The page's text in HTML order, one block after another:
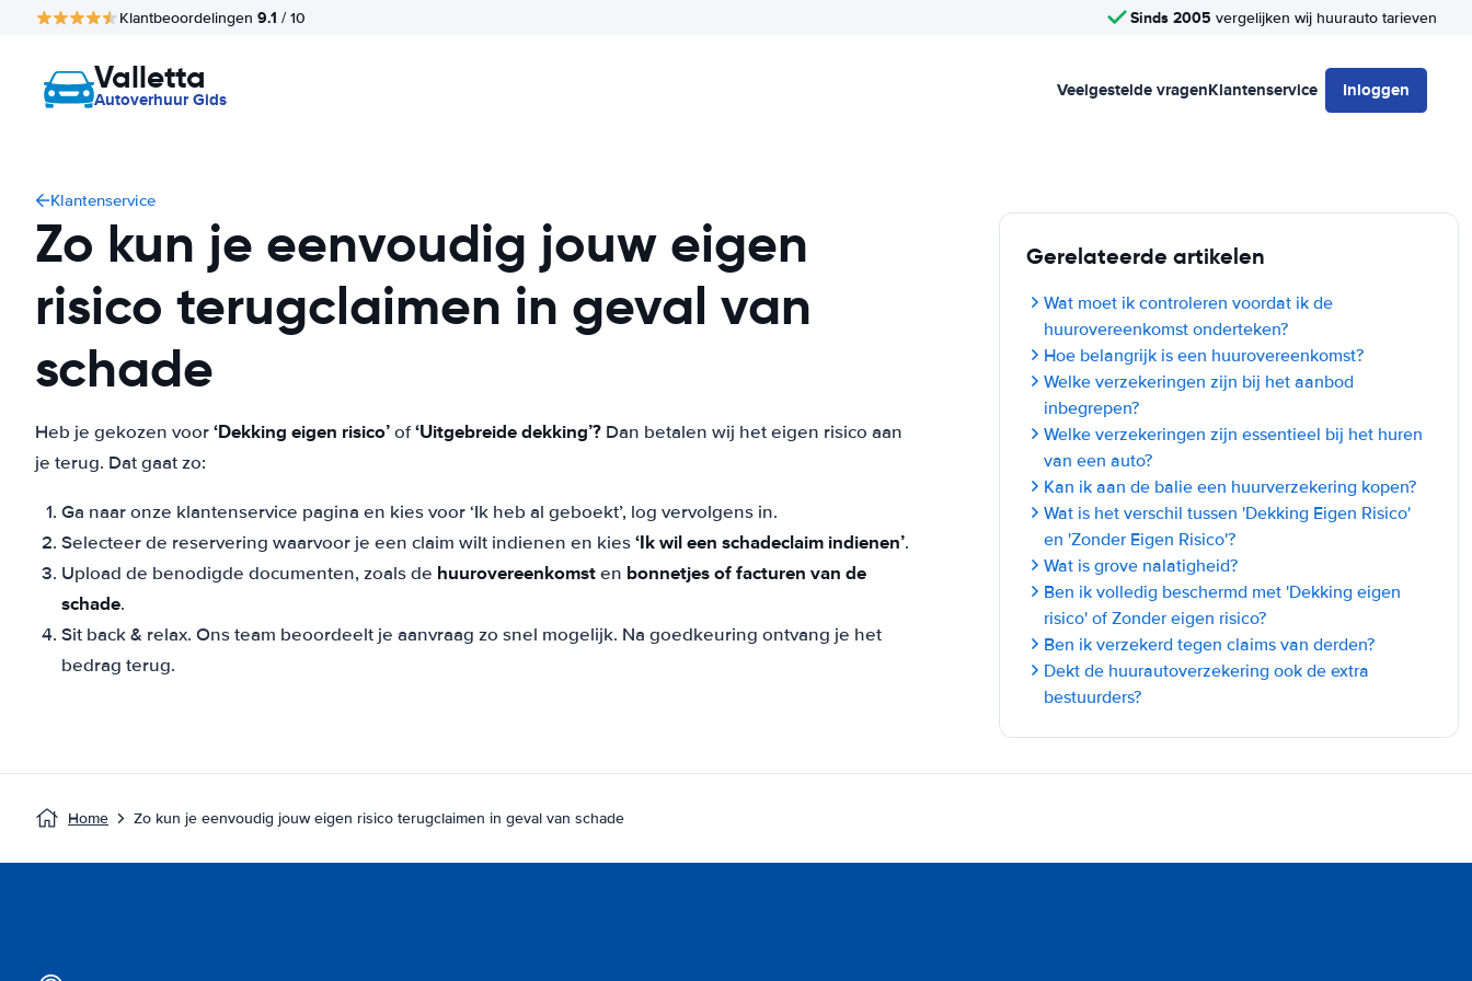
Klantbeoordelingen 9.1 / 10 Sinds 2005 vergelijken wij huurauto tarieven
Valletta
Autoverhuur Gids Veelgestelde vragenKlantenservice Inloggen
Klantenservice
Zo kun je eenvoudig jouw eigen
risico terugclaimen in geval van
schade
Heb je gekozen voor‘Dekking eigen risico’of‘Uitgebreide dekking’? Dan betalen wij het eigen risico aan
je terug. Dat gaat zo:
Ga naar onze klantenservice pagina en kies voor ‘Ik heb al geboekt’, log vervolgens in.
Selecteer de reservering waarvoor je een claim wilt indienen en kies‘Ik wil een schadeclaim indienen’.
Upload de benodigde documenten, zoals de huurovereenkomsten bonnetjes of facturen van de
schade.
Sit back & relax. Ons team beoordeelt je aanvraag zo snel mogelijk. Na goedkeuring ontvang je het
bedrag terug.
Gerelateerde artikelen
Wat moet ik controleren voordat ik de
huurovereenkomst onderteken?
Hoe belangrijk is een huurovereenkomst?
Welke verzekeringen zijn bij het aanbod
inbegrepen?
Welke verzekeringen zijn essentieel bij het huren
van een auto?
Kan ik aan de balie een huurverzekering kopen?
Wat is het verschil tussen 'Dekking Eigen Risico'
en 'Zonder Eigen Risico'?
Wat is grove nalatigheid?
Ben ik volledig beschermd met 'Dekking eigen
risico' of Zonder eigen risico?
Ben ik verzekerd tegen claims van derden?
Dekt de huurautoverzekering ook de extra
bestuurders?
Home Zo kun je eenvoudig jouw eigen risico terugclaimen in geval van schade